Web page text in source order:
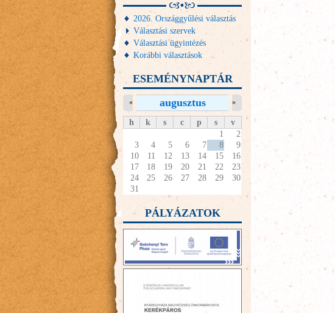
2026. Országgyűlési választás
Választási szervek
Választási ügyintézés
Korábbi választások
ESEMÉNYNAPTÁR
augusztus
« »
h k s c p s
v
1
2
3
4 5 6 7 8
9
10
11 12 13 14 15
16
17
18 19 20 21 22
23
24
25 26 27 28 29
30
31
PÁLYÁZATOK